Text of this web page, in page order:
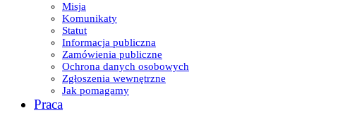
Misja
Komunikaty
Statut
Informacja publiczna
Zamówienia publiczne
Ochrona danych osobowych
Zgłoszenia wewnętrzne
Jak pomagamy
Praca